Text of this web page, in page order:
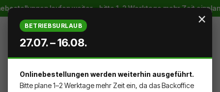
Zum Hauptinhalt springenlaufen weiter – bitte 1–2 Werktage mehr Zeit
DU HAST 0 PRODUKTE AUF
×
BETRIEBSURLAUB
27.07. – 16.08.
Onlinebestellungen werden weiterhin ausgeführt.
Bitte plane 1–2 Werktage mehr Zeit ein, da das Backoffice